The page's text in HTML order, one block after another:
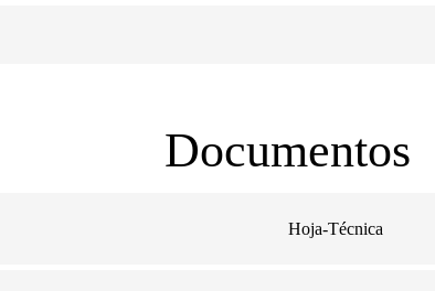
Documentos
Hoja-Técnica